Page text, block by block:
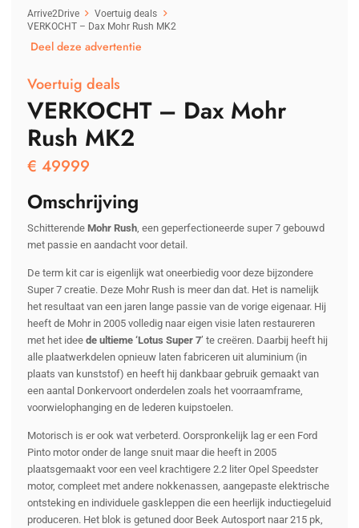
Arrive2Drive
Voertuig deals
VERKOCHT – Dax Mohr Rush MK2
Deel deze advertentie
Voertuig deals
VERKOCHT – Dax Mohr
Rush MK2
€ 49999
Omschrijving
Schitterende Mohr Rush, een geperfectioneerde super 7 gebouwd
met passie en aandacht voor detail.
De term kit car is eigenlijk wat oneerbiedig voor deze bijzondere
Super 7 creatie. Deze Mohr Rush is meer dan dat. Het is namelijk
het resultaat van een jaren lange passie van de vorige eigenaar. Hij
heeft de Mohr in 2005 volledig naar eigen visie laten restaureren
met het idee de ultieme ‘Lotus Super 7’ te creëren. Daarbij heeft hij
alle plaatwerkdelen opnieuw laten fabriceren uit aluminium (in
plaats van kunststof) en heeft hij dankbaar gebruik gemaakt van
een aantal Donkervoort onderdelen zoals het voorraamframe,
voorwielophanging en de lederen kuipstoelen.
Motorisch is er ook wat verbeterd. Oorspronkelijk lag er een Ford
Pinto motor onder de lange snuit maar die heeft in 2005
plaatsgemaakt voor een veel krachtigere 2.2 liter Opel Speedster
motor, compleet met andere nokkenassen, aangepaste elektrische
ontsteking en individuele gaskleppen die een heerlijk inductiegeluid
produceren. Het blok is getuned door Beek Autosport naar 215 pk,